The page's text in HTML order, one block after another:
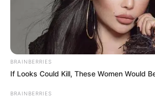
Погода
Ужгород
влажность:
давление:
BRAINBERRIES
If Looks Could Kill, These Women Would
BRAINBERRIES